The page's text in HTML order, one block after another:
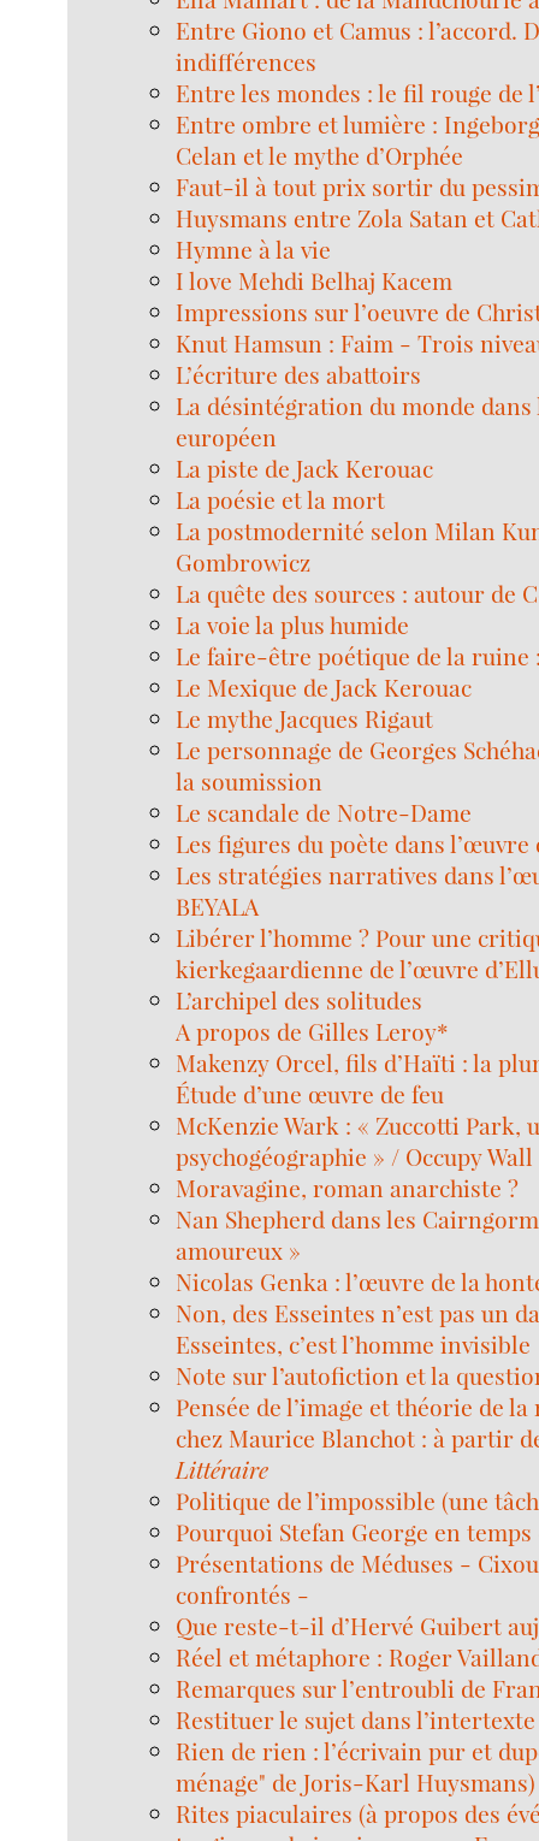
Entre Giono et Camus : l’accord.
indifférences
Entre les mondes : le fil rouge de
Entre ombre et lumière :
Celan et le mythe d’Orphée
Faut-il à tout prix sortir du
Huysmans entre Zola Satan et
Hymne à la vie
I love Mehdi Belhaj Kacem
Impressions sur l’oeuvre de
Knut Hamsun : Faim - Trois
L’écriture des abattoirs
La désintégration du monde
européen
La piste de Jack Kerouac
La poésie et la mort
La postmodernité selon Milan
Gombrowicz
La quête des sources : autour de
La voie la plus humide
Le faire-être poétique de la ruine
Le Mexique de Jack Kerouac
Le mythe Jacques Rigaut
Le personnage de Georges
la soumission
Le scandale de Notre-Dame
Les figures du poète dans
Les stratégies narratives dans
BEYALA
Libérer l’homme ? Pour une
kierkegaardienne de l’œuvre
L’archipel des solitudes
A propos de Gilles Leroy*
Makenzy Orcel, fils d’Haïti : la
Étude d’une œuvre de feu
McKenzie Wark : « Zuccotti Park,
psychogéographie » / Occupy Wall
Moravagine, roman anarchiste ?
Nan Shepherd dans les
amoureux »
Nicolas Genka : l’œuvre de la
Non, des Esseintes n’est pas un
Esseintes, c’est l’homme invisible
Note sur l’autofiction et la
Pensée de l’image et théorie de
chez Maurice Blanchot : à partir
Littéraire
Politique de l’impossible (une
Pourquoi Stefan George en temps
Présentations de Méduses -
confrontés -
Que reste-t-il d’Hervé Guibert
Réel et métaphore : Roger
Remarques sur l’entroubli de
Restituer le sujet dans l’intertexte
Rien de rien : l’écrivain pur et
ménage" de Joris-Karl Huysmans)
Rites piaculaires (à propos des